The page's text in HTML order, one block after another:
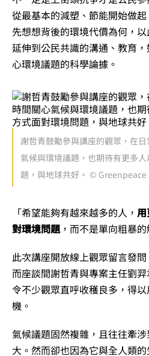
從最基本的減塑、節能開始做
先想想背後的環境代價為何，
延伸到公民共識的溝通、教育
心環境議題的科學論據。
謝哲青鼓勵參與講座的觀眾，在
氣候與環境議題，也期待有更多
題，與地球共好。 © Greenpeace
「希望能夠有越來越多的人，
對環境問題，而不是單向粗暴的
此次講座開放線上觀眾留言發
而座談間謝哲青與專案主任劉
令不少觀眾直呼收穫良多，得
機。
氣候議題固然複雜，且往往牽
大。然而卻也因為它與全人類